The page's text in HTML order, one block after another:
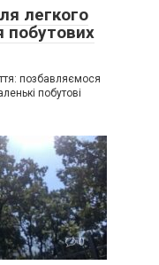
легкого
побутових
позбавляємося
побутові
0